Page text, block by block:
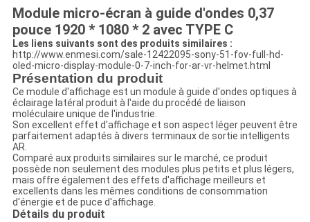
Module micro-écran à guide d'ondes 0,37
pouce 1920 * 1080 * 2 avec TYPE C
Les liens suivants sont des produits similaires :
http://www.enmesi.com/sale-12422095-sony-51-fov-full-hd-
oled-micro-display-module-0-7-inch-for-ar-vr-helmet.html
Présentation du produit
Ce module d'affichage est un module à guide d'ondes optiques à
éclairage latéral produit à l'aide du procédé de liaison
moléculaire unique de l'industrie.
Son excellent effet d'affichage et son aspect léger peuvent être
parfaitement adaptés à divers terminaux de sortie intelligents
AR.
Comparé aux produits similaires sur le marché, ce produit
possède non seulement des modules plus petits et plus légers,
mais offre également des effets d'affichage meilleurs et
excellents dans les mêmes conditions de consommation
d'énergie et de puce d'affichage.
Détails du produit